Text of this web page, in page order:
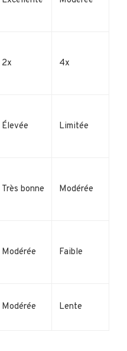
2x 4x
Élevée Limitée
Très bonne Modérée
Modérée Faible
Modérée Lente